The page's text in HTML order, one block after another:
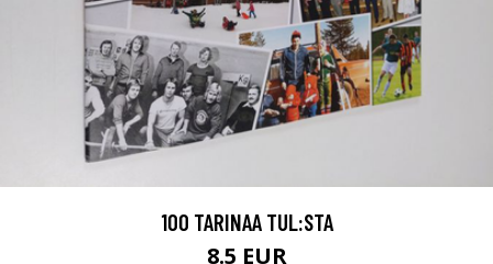
100 TARINAA TUL:STA
8.5 EUR